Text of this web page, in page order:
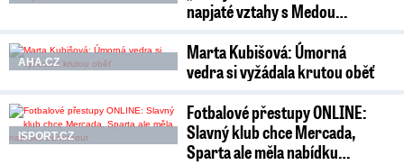
napjaté vztahy s Medou…
AHA.CZ
Marta Kubišová: Úmorná
vedra si vyžádala krutou oběť
ISPORT.CZ
Fotbalové přestupy ONLINE:
Slavný klub chce Mercada,
Sparta ale měla nabídku…